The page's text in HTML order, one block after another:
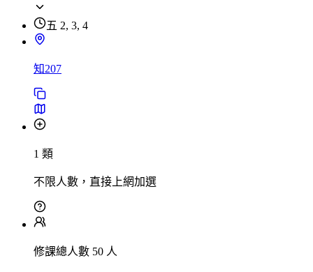
五 2, 3, 4
知207
1 類
不限人數，直接上網加選
修課總人數 50 人